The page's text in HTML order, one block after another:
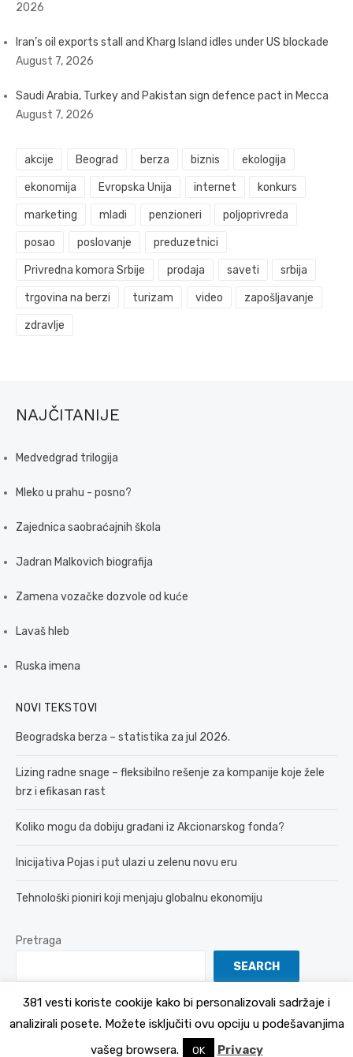
2026
Iran’s oil exports stall and Kharg Island idles under US blockade
August 7, 2026
Saudi Arabia, Turkey and Pakistan sign defence pact in Mecca
August 7, 2026
akcije Beograd berza biznis ekologija
ekonomija Evropska Unija internet konkurs
marketing mladi penzioneri poljoprivreda
posao poslovanje preduzetnici
Privredna komora Srbije prodaja saveti srbija
trgovina na berzi turizam video zapošljavanje
zdravlje
NAJČITANIJE
Medvedgrad trilogija
Mleko u prahu - posno?
Zajednica saobraćajnih škola
Jadran Malkovich biografija
Zamena vozačke dozvole od kuće
Lavaš hleb
Ruska imena
NOVI TEKSTOVI
Beogradska berza – statistika za jul 2026.
Lizing radne snage – fleksibilno rešenje za kompanije koje žele
brz i efikasan rast
Koliko mogu da dobiju građani iz Akcionarskog fonda?
Inicijativa Pojas i put ulazi u zelenu novu eru
Tehnološki pioniri koji menjaju globalnu ekonomiju
Pretraga
SEARCH
Politika Privatnosti
381 vesti koriste cookije kako bi personalizovali sadržaje i
analizirali posete. Možete isključiti ovu opciju u podešavanjima
vašeg browsera.
OK Privacy